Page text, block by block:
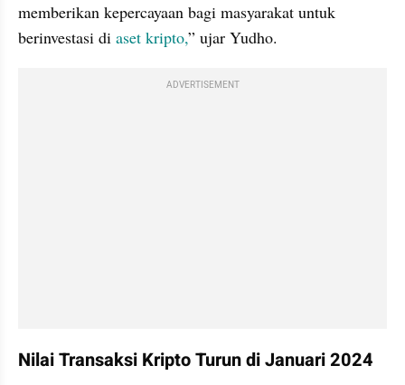
memberikan kepercayaan bagi masyarakat untuk
berinvestasi di aset kripto,” ujar Yudho.
ADVERTISEMENT
Nilai Transaksi Kripto Turun di Januari 2024